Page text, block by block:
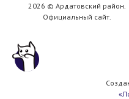
2026 © Ардатовский район.
Официальный сайт.